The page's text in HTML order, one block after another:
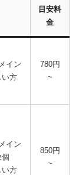
目安料
金
イン
い方
780円
~
イン
い方
850円
~